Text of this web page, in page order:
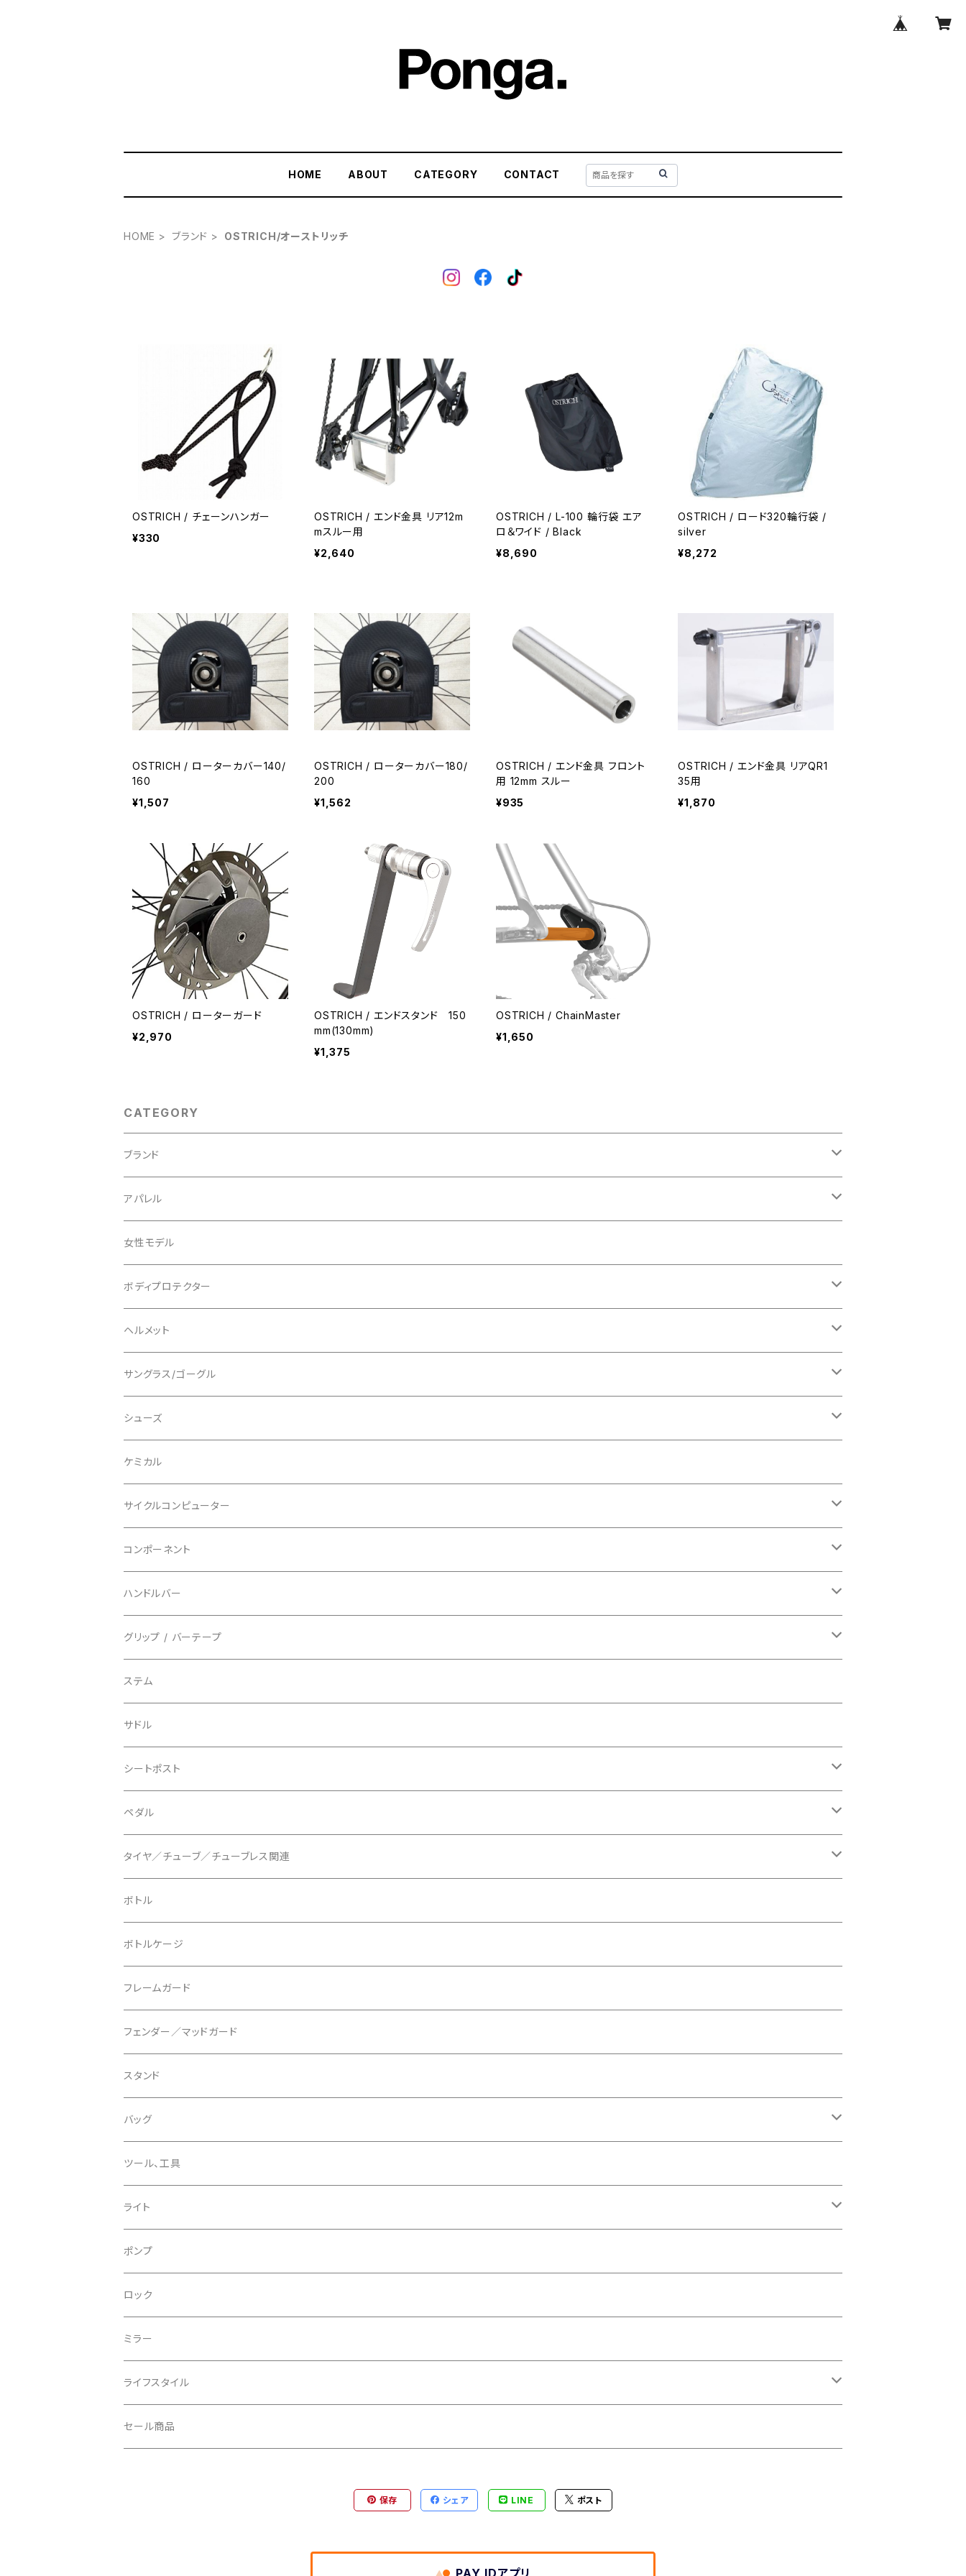
HOME ABOUT CATEGORY CONTACT
HOME ブランド OSTRICH/オーストリッチ
OSTRICH / チェーンハンガー
¥330
OSTRICH / エンド金具 リア12m
mスルー用
¥2,640
OSTRICH / L-100 輪行袋 エア
ロ＆ワイド / Black
¥8,690
OSTRICH / ロード320輪行袋 /
silver
¥8,272
OSTRICH / ローターカバー140/
160
¥1,507
OSTRICH / ローターカバー180/
200
¥1,562
OSTRICH / エンド金具 フロント
用 12mm スルー
¥935
OSTRICH / エンド金具 リアQR1
35用
¥1,870
OSTRICH / ローターガード
¥2,970
OSTRICH / エンドスタンド 150
mm(130mm)
¥1,375
OSTRICH / ChainMaster
¥1,650
CATEGORY
ブランド
ABUS/アブス
ADEPT/アデプト
AENOMALY/アエノマリー
ALL MOUNTAIN STYLE
AVID/アヴィド
BAR MITTS/バーミッツ
BAZOOKA/バズーカ
BBB/ビービービー
BELL/ベル
BIKEHAND/バイクハンド
BIO RACER/ビオレーサー
BIKEYOKE/バイクヨーク
BLACKBURN/ブラックバーン
BLB/ビーエルビー
BLUEGRASS/ブルーグラス
BONTRAGER/ボントレガー
BURGTEC/バーグテック
BUSCH＋MULLER/ブッシュ＆ミュラー
CAMELBAK/キャメルバッグ
CERAMIC SPEED/セラミックスピード
CHRIS KING/クリスキング
CHROMAG/クロマグ
CHROME/クローム
CONTINENTAL/コンチネンタル
CRANE/クレーン
CRANKBROTHERS/クランクブラザーズ
CROSS SECTION/クロスセクション
CLIK/クリック
CUSH CORE/クッシュコア
アパレル
Tシャツ
ジャージ
ロングスリーブ
ショートスリーブ
ジャケット
ショーツ
ビブタイプ
パンツ / タイツ
上下セット
グローブ
指切り
フルフィンガー
ソックス
シューズカバー
キャップ
その他
女性モデル
ボディプロテクター
エルボー/肘
ニー/膝
その他
ヘルメット
ロード
マウンテンバイク
フルフェイス
キッズ
サングラス/ゴーグル
アクセサリー
シューズ
ロード
グラベル
マウンテンバイク
フラットペダル用
ビンディングペダル用
インソール
ケミカル
サイクルコンピューター
ヘッドユニット
センサー
アクセサリー
コンポーネント
カセットスプロケット
シフターマウント
ステムスペーサー
ケーブル類
チェーンガイド／キャッチャー
チェーンリング
ディスクブレーキ
ブレーキローター
ブレーキパッド
ディレーラーハンガー
トップキャップ
ベル
ボトムブラケット
リアディレーラー
チェーン
ハンドルバー
ドロップハンドル
フラット/ライザーバー
グリップ / バーテープ
グリップ
バーテープ
グリップカラー / バーエンドキャップ
ステム
サドル
シートポスト
ドロッパーポスト
シートクランプ
ペダル
ビンディングペダル
フラットペダル
クリート
タイヤ／チューブ／チューブレス関連
700c
29" / 27.5"
〜26"
タイヤインサート
リムテープ
チューブレスバルブ/ バルブキャップ
シーラント
ボトル
ボトルケージ
フレームガード
フェンダー／マッドガード
スタンド
バッグ
サドルバッグ
サコッシュ
バックパック
フレームバッグ
輪行袋
輪行小物
バイクカバー
その他
ツール、工具
ライト
フロントライト
テールライト
ポンプ
ロック
ミラー
ライフスタイル
キャップ
セール商品
保存 シェア LINE ポスト
PAY IDアプリ